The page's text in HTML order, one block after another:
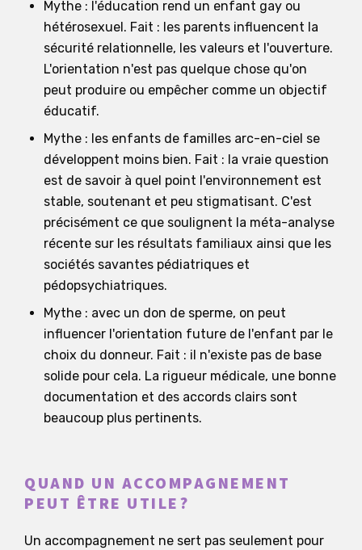
Mythe : l'éducation rend un enfant gay ou
hétérosexuel. Fait : les parents influencent la
sécurité relationnelle, les valeurs et l'ouverture.
L'orientation n'est pas quelque chose qu'on
peut produire ou empêcher comme un objectif
éducatif.
Mythe : les enfants de familles arc-en-ciel se
développent moins bien. Fait : la vraie question
est de savoir à quel point l'environnement est
stable, soutenant et peu stigmatisant. C'est
précisément ce que soulignent la méta-analyse
récente sur les résultats familiaux ainsi que les
sociétés savantes pédiatriques et
pédopsychiatriques.
Mythe : avec un don de sperme, on peut
influencer l'orientation future de l'enfant par le
choix du donneur. Fait : il n'existe pas de base
solide pour cela. La rigueur médicale, une bonne
documentation et des accords clairs sont
beaucoup plus pertinents.
QUAND UN ACCOMPAGNEMENT
PEUT ÊTRE UTILE?
Un accompagnement ne sert pas seulement pour